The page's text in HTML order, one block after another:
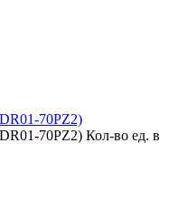
70PZ2)
70PZ2) Кол-во ед. в